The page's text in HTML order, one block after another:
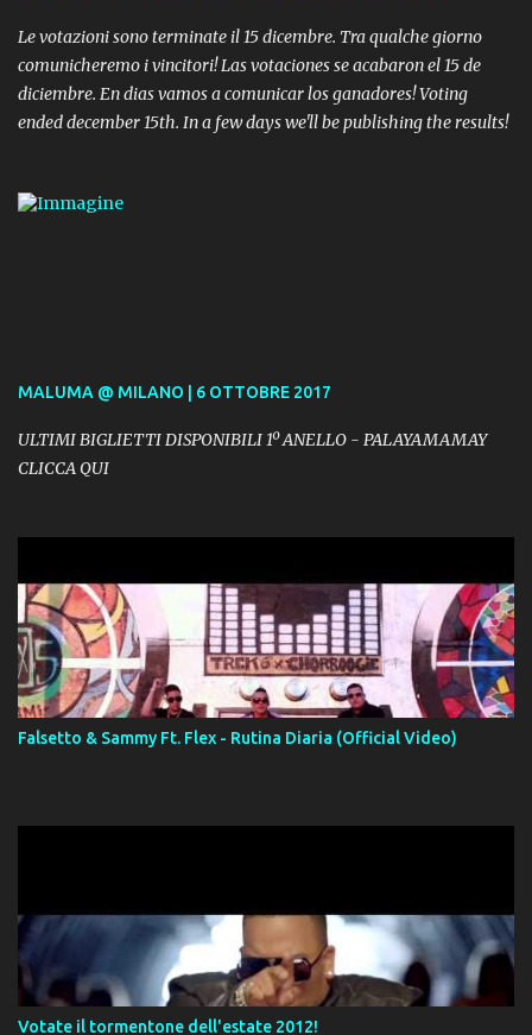
Le votazioni sono terminate il 15 dicembre. Tra qualche giorno
comunicheremo i vincitori! Las votaciones se acabaron el 15 de
diciembre. En dias vamos a comunicar los ganadores! Voting
ended december 15th. In a few days we'll be publishing the results!
MALUMA @ MILANO | 6 OTTOBRE 2017
ULTIMI BIGLIETTI DISPONIBILI 1º ANELLO - PALAYAMAMAY
CLICCA QUI
Falsetto & Sammy Ft. Flex - Rutina Diaria (Official Video)
Votate il tormentone dell'estate 2012!